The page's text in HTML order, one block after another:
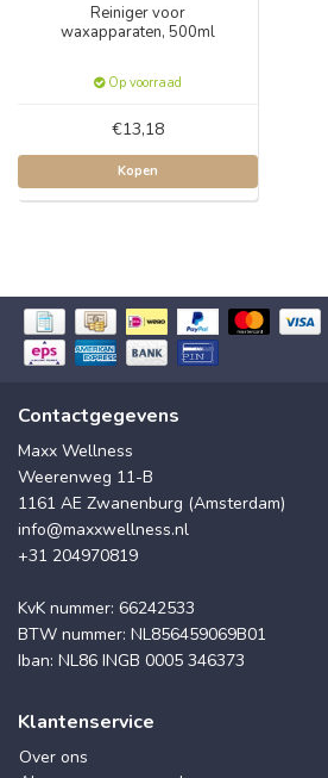
Reiniger voor
waxapparaten, 500ml
Op voorraad
€13,18
Kopen
Contactgegevens
Maxx Wellness
Weerenweg 11-B
1161 AE Zwanenburg (Amsterdam)
info@maxxwellness.nl
+31 204970819
KvK nummer: 66242533
BTW nummer: NL856459069B01
Iban: NL86 INGB 0005 346373
Klantenservice
Over ons